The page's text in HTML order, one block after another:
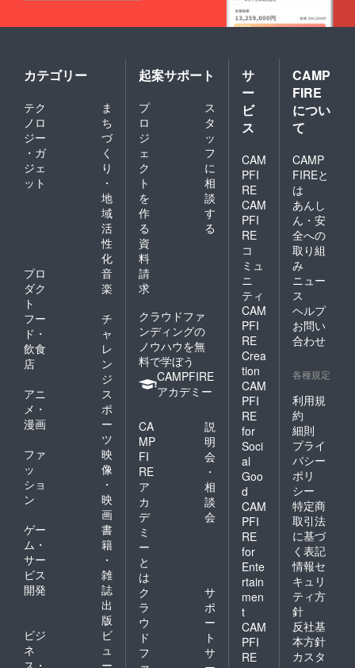
カテゴリー
テク
ノロ
ジー
・ガ
ジェ
ット
ま
ち
づ
く
り
・
地
域
活
性
化
プロ
ダク
ト
音
楽
フー
ド・
飲食
店
チ
ャ
レ
ン
ジ
アニ
メ・
漫画
ス
ポ
ー
ツ
ファ
ッ
ショ
ン
映
像
・
映
画
ゲー
ム・
サー
ビス
開発
書
籍
・
雑
誌
出
版
ビジ
ネ
ビ
ュ
起案サポート
プ
ロ
ジ
ェ
ク
ト
を
作
る
ス
タ
ッ
フ
に
相
談
す
る
資
料
請
求
クラウドファ
ンディングの
ノウハウを無
料で学ぼう
CAMPFIRE
アカデミー
CA
MP
FI
RE
ア
カ
デ
ミ
ー
と
は
説
明
会
・
相
談
会
ク
ラ
ウ
ド
フ
サ
ポ
ー
ト
サ
サ
ー
ビ
ス
CAM
PFI
RE
CAM
PFI
RE
コ
ミュ
ニ
ティ
CAM
PFI
RE
Crea
tion
CAM
PFI
RE
for
Soci
al
Goo
d
CAM
PFI
RE
for
Ente
rtain
men
t
CAM
PFI
RE
CAMP
FIRE
につい
て
CAMP
FIREと
は
あんし
ん・安
全への
取り組
み
ニュー
ス
ヘルプ
お問い
合わせ
各種規定
利用規
約
細則
プライ
バシー
ポリ
シー
特定商
取引法
に基づ
く表記
情報セ
キュリ
ティ方
針
反社基
本方針
カスタ